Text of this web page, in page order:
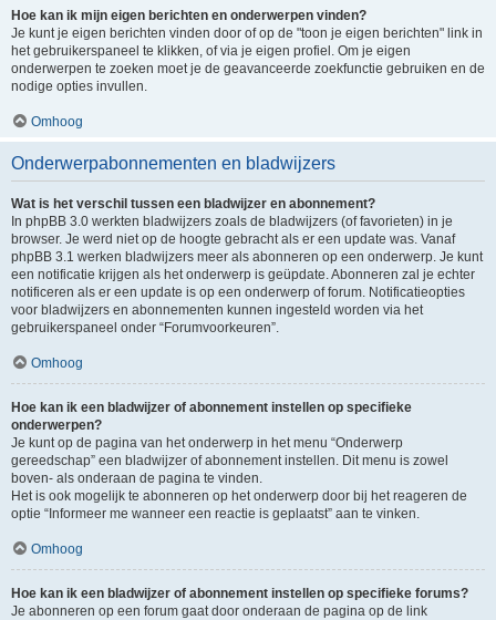
Hoe kan ik mijn eigen berichten en onderwerpen vinden?
Je kunt je eigen berichten vinden door of op de "toon je eigen berichten" link in
het gebruikerspaneel te klikken, of via je eigen profiel. Om je eigen
onderwerpen te zoeken moet je de geavanceerde zoekfunctie gebruiken en de
nodige opties invullen.
Omhoog
Onderwerpabonnementen en bladwijzers
Wat is het verschil tussen een bladwijzer en abonnement?
In phpBB 3.0 werkten bladwijzers zoals de bladwijzers (of favorieten) in je
browser. Je werd niet op de hoogte gebracht als er een update was. Vanaf
phpBB 3.1 werken bladwijzers meer als abonneren op een onderwerp. Je kunt
een notificatie krijgen als het onderwerp is geüpdate. Abonneren zal je echter
notificeren als er een update is op een onderwerp of forum. Notificatieopties
voor bladwijzers en abonnementen kunnen ingesteld worden via het
gebruikerspaneel onder “Forumvoorkeuren”.
Omhoog
Hoe kan ik een bladwijzer of abonnement instellen op specifieke
onderwerpen?
Je kunt op de pagina van het onderwerp in het menu “Onderwerp
gereedschap” een bladwijzer of abonnement instellen. Dit menu is zowel
boven- als onderaan de pagina te vinden.
Het is ook mogelijk te abonneren op het onderwerp door bij het reageren de
optie “Informeer me wanneer een reactie is geplaatst” aan te vinken.
Omhoog
Hoe kan ik een bladwijzer of abonnement instellen op specifieke forums?
Je abonneren op een forum gaat door onderaan de pagina op de link